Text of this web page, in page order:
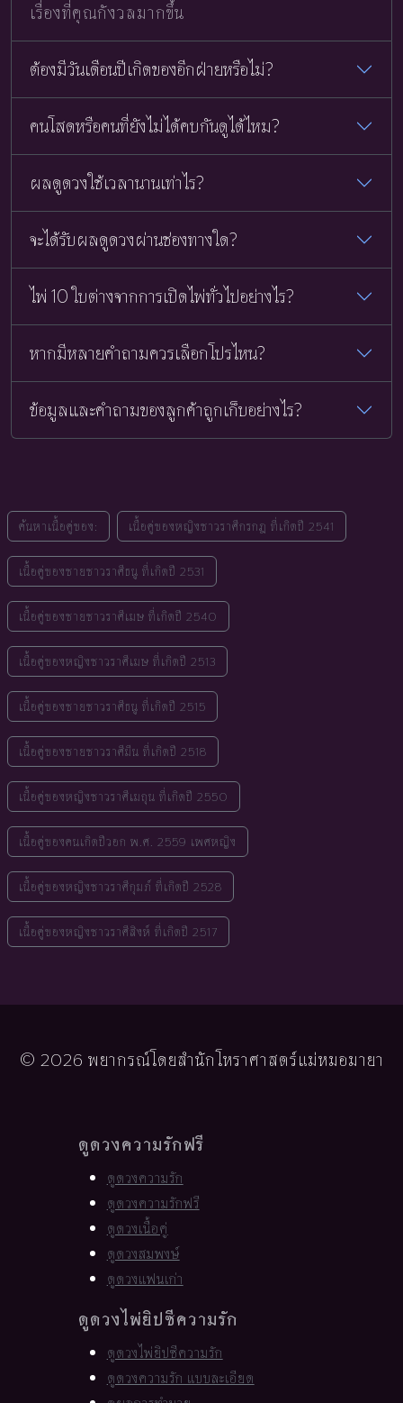
เรื่องที่คุณกังวลมากขึ้น
ต้องมีวันเดือนปีเกิดของอีกฝ่ายหรือไม่?
คนโสดหรือคนที่ยังไม่ได้คบกันดูได้ไหม?
ผลดูดวงใช้เวลานานเท่าไร?
จะได้รับผลดูดวงผ่านช่องทางใด?
ไพ่ 10 ใบต่างจากการเปิดไพ่ทั่วไปอย่างไร?
หากมีหลายคำถามควรเลือกโปรไหน?
ข้อมูลและคำถามของลูกค้าถูกเก็บอย่างไร?
ค้นหาเนื้อคู่ของ: เนื้อคู่ของหญิงชาวราศีกรกฎ ที่เกิดปี 2541
เนื้อคู่ของชายชาวราศีธนู ที่เกิดปี 2531
เนื้อคู่ของชายชาวราศีเมษ ที่เกิดปี 2540
เนื้อคู่ของหญิงชาวราศีเมษ ที่เกิดปี 2513
เนื้อคู่ของชายชาวราศีธนู ที่เกิดปี 2515
เนื้อคู่ของชายชาวราศีมีน ที่เกิดปี 2518
เนื้อคู่ของหญิงชาวราศีเมถุน ที่เกิดปี 2550
เนื้อคู่ของคนเกิดปีวอก พ.ศ. 2559 เพศหญิง
เนื้อคู่ของหญิงชาวราศีกุมภ์ ที่เกิดปี 2528
เนื้อคู่ของหญิงชาวราศีสิงห์ ที่เกิดปี 2517
© 2026 พยากรณ์โดยสำนักโหราศาสตร์แม่หมอมายา
ดูดวงความรักฟรี
ดูดวงความรัก
ดูดวงความรักฟรี
ดูดวงเนื้อคู่
ดูดวงสมพงษ์
ดูดวงแฟนเก่า
ดูดวงไพ่ยิปซีความรัก
ดูดวงไพ่ยิปซีความรัก
ดูดวงความรัก แบบละเอียด